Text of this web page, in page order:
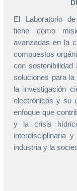
El Laboratorio
tiene como
avanzadas en la
compuestos
con sostenibilidad
soluciones para
la investigación
electrónicos y su
enfoque que
y la crisis
interdisciplinaria
industria y la